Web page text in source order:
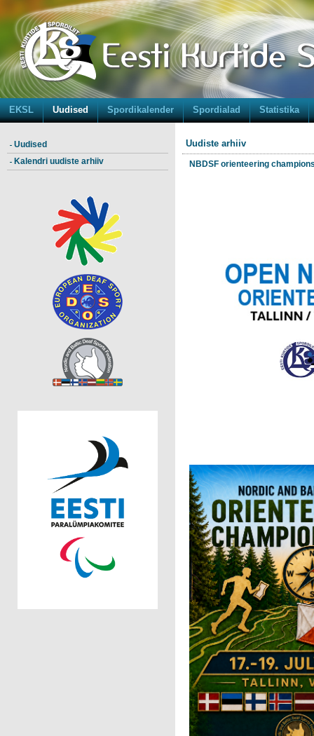
EKSL Uudised Spordikalender Spordialad Statistika
Uudised
Kalendri uudiste arhiiv
Uudiste arhiiv
NBDSF orienteering